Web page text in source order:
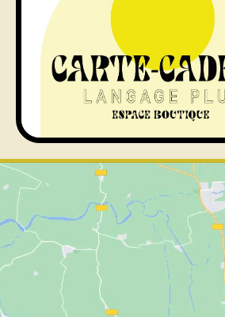
des publics
En savoir plus... about